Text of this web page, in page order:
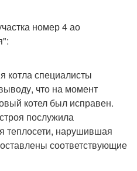
номер 4 ао
котла специалисты
что на момент
котел был исправен.
послужила
теплосети, нарушившая
соответствующие